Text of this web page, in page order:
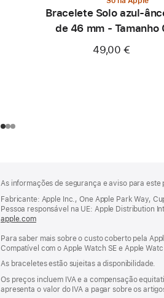
Bracelete Solo
de 46 mm - Tamanho
49,00 €
de
rodapé
As informações de segurança e aviso para
Fabricante: Apple Inc., One Apple Park Way,
Pessoa responsável na UE: Apple Distribution
apple.com(abre
nova
janela)
Para saber mais sobre o custo coberto pela
Compatível com o Apple Watch SE e Apple
As braceletes estão sujeitas a disponibilidade.
Os preços incluem IVA e a compensação
apresenta o valor do IVA a pagar sobre os